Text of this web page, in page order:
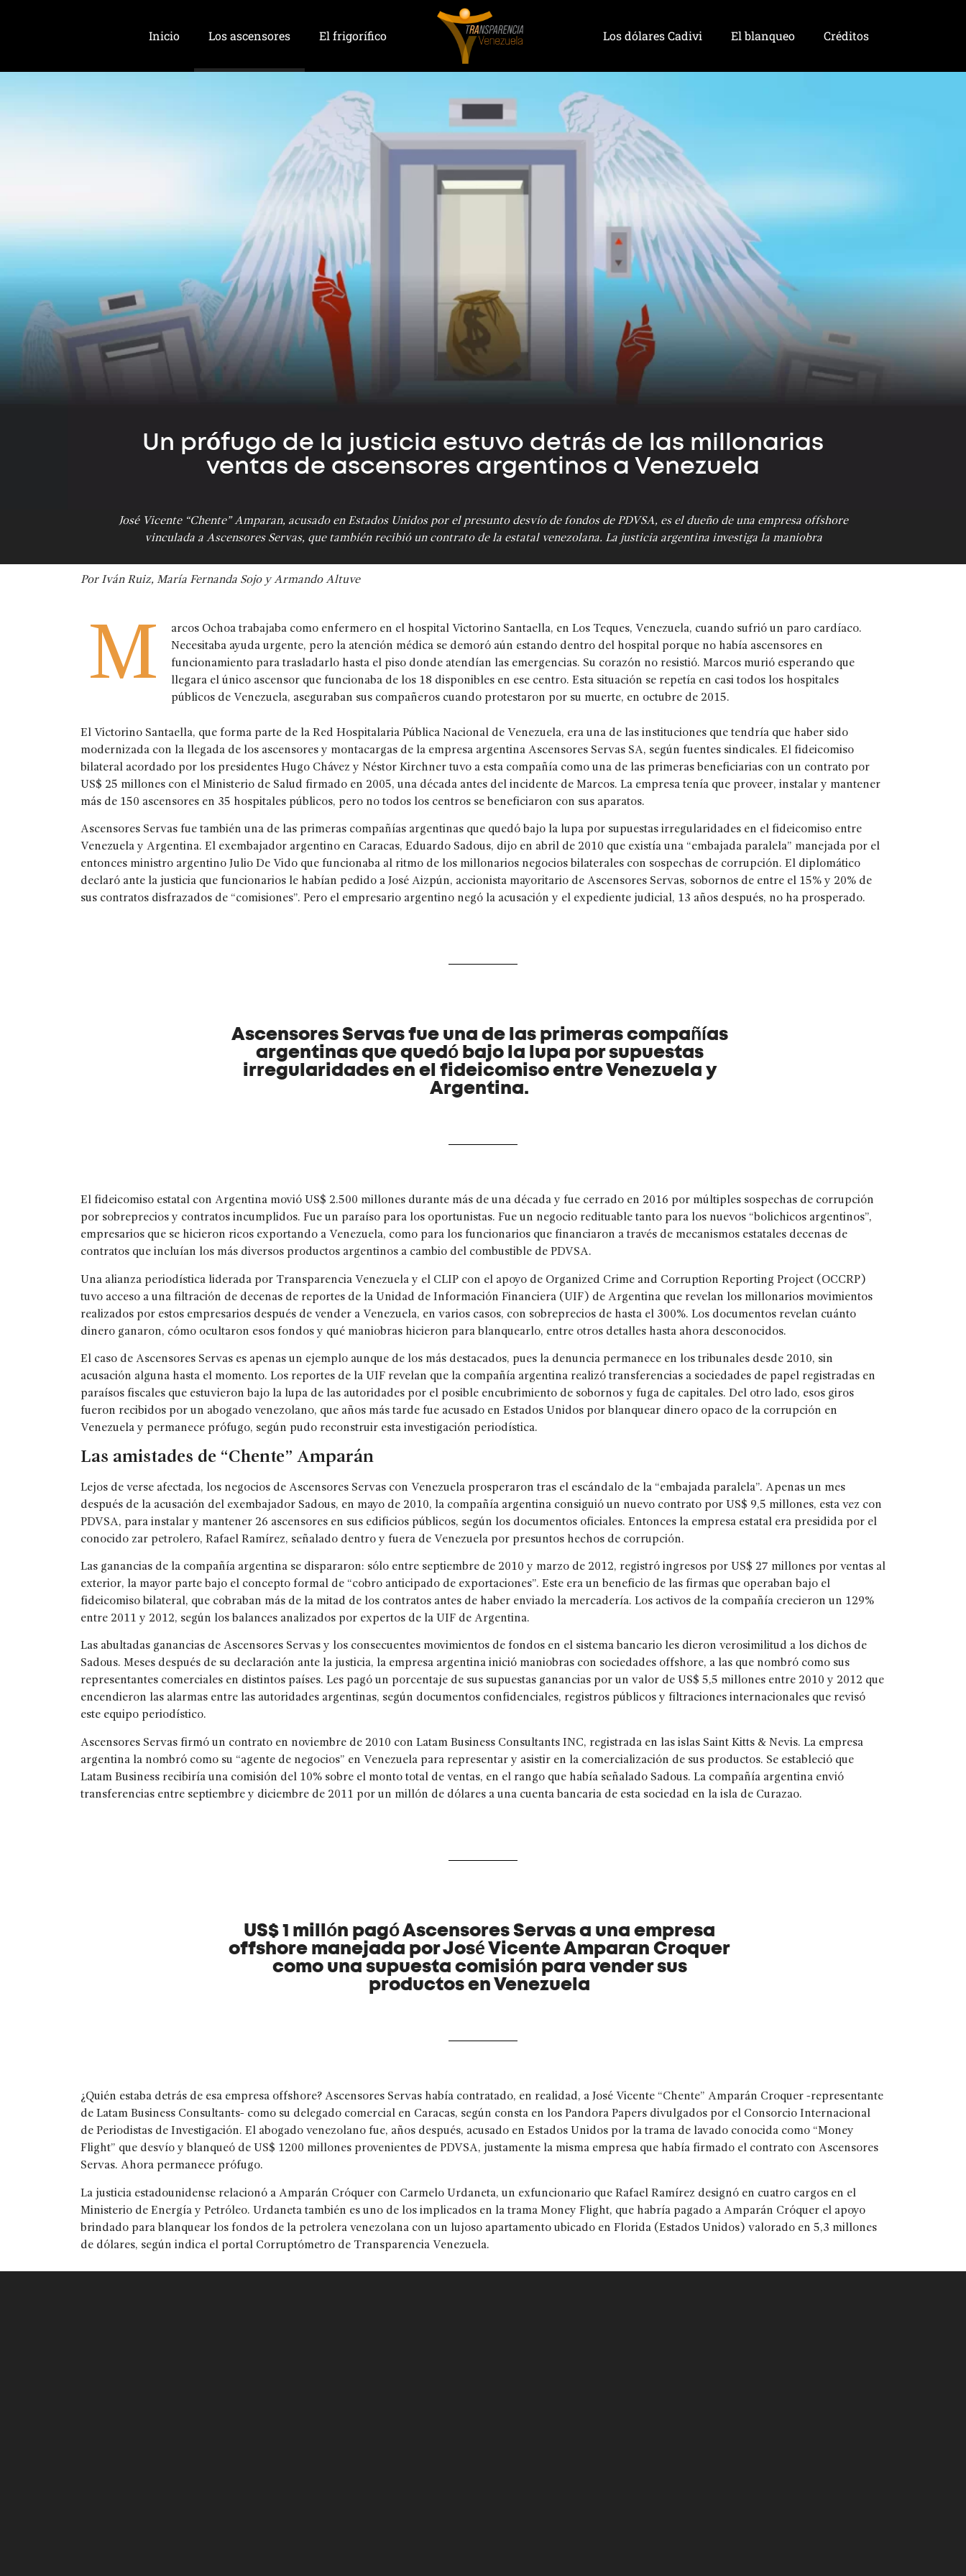
Inicio Los ascensores El frigorífico Los dólares Cadivi El blanqueo Créditos
Un prófugo de la justicia estuvo detrás de las millonarias
ventas de ascensores argentinos a Venezuela
José Vicente “Chente” Amparan, acusado en Estados Unidos por el presunto desvío de fondos de PDVSA, es el dueño de una empresa offshore
vinculada a Ascensores Servas, que también recibió un contrato de la estatal venezolana. La justicia argentina investiga la maniobra
Por Iván Ruiz, María Fernanda Sojo y Armando Altuve
M
arcos Ochoa trabajaba como enfermero en el hospital Victorino Santaella, en Los Teques, Venezuela, cuando sufrió un paro cardíaco.
Necesitaba ayuda urgente, pero la atención médica se demoró aún estando dentro del hospital porque no había ascensores en
funcionamiento para trasladarlo hasta el piso donde atendían las emergencias. Su corazón no resistió. Marcos murió esperando que
llegara el único ascensor que funcionaba de los 18 disponibles en ese centro. Esta situación se repetía en casi todos los hospitales
públicos de Venezuela, aseguraban sus compañeros cuando protestaron por su muerte, en octubre de 2015.
El Victorino Santaella, que forma parte de la Red Hospitalaria Pública Nacional de Venezuela, era una de las instituciones que tendría que haber sido
modernizada con la llegada de los ascensores y montacargas de la empresa argentina Ascensores Servas SA, según fuentes sindicales. El fideicomiso
bilateral acordado por los presidentes Hugo Chávez y Néstor Kirchner tuvo a esta compañía como una de las primeras beneficiarias con un contrato por
US$ 25 millones con el Ministerio de Salud firmado en 2005, una década antes del incidente de Marcos. La empresa tenía que proveer, instalar y mantener
más de 150 ascensores en 35 hospitales públicos, pero no todos los centros se beneficiaron con sus aparatos.
Ascensores Servas fue también una de las primeras compañías argentinas que quedó bajo la lupa por supuestas irregularidades en el fideicomiso entre
Venezuela y Argentina. El exembajador argentino en Caracas, Eduardo Sadous, dijo en abril de 2010 que existía una “embajada paralela” manejada por el
entonces ministro argentino Julio De Vido que funcionaba al ritmo de los millonarios negocios bilaterales con sospechas de corrupción. El diplomático
declaró ante la justicia que funcionarios le habían pedido a José Aizpún, accionista mayoritario de Ascensores Servas, sobornos de entre el 15% y 20% de
sus contratos disfrazados de “comisiones”. Pero el empresario argentino negó la acusación y el expediente judicial, 13 años después, no ha prosperado.
Ascensores Servas fue una de las primeras compañías
argentinas que quedó bajo la lupa por supuestas
irregularidades en el fideicomiso entre Venezuela y
Argentina.
El fideicomiso estatal con Argentina movió US$ 2.500 millones durante más de una década y fue cerrado en 2016 por múltiples sospechas de corrupción
por sobreprecios y contratos incumplidos. Fue un paraíso para los oportunistas. Fue un negocio redituable tanto para los nuevos “bolichicos argentinos”,
empresarios que se hicieron ricos exportando a Venezuela, como para los funcionarios que financiaron a través de mecanismos estatales decenas de
contratos que incluían los más diversos productos argentinos a cambio del combustible de PDVSA.
Una alianza periodística liderada por Transparencia Venezuela y el CLIP con el apoyo de Organized Crime and Corruption Reporting Project (OCCRP)
tuvo acceso a una filtración de decenas de reportes de la Unidad de Información Financiera (UIF) de Argentina que revelan los millonarios movimientos
realizados por estos empresarios después de vender a Venezuela, en varios casos, con sobreprecios de hasta el 300%. Los documentos revelan cuánto
dinero ganaron, cómo ocultaron esos fondos y qué maniobras hicieron para blanquearlo, entre otros detalles hasta ahora desconocidos.
El caso de Ascensores Servas es apenas un ejemplo aunque de los más destacados, pues la denuncia permanece en los tribunales desde 2010, sin
acusación alguna hasta el momento. Los reportes de la UIF revelan que la compañía argentina realizó transferencias a sociedades de papel registradas en
paraísos fiscales que estuvieron bajo la lupa de las autoridades por el posible encubrimiento de sobornos y fuga de capitales. Del otro lado, esos giros
fueron recibidos por un abogado venezolano, que años más tarde fue acusado en Estados Unidos por blanquear dinero opaco de la corrupción en
Venezuela y permanece prófugo, según pudo reconstruir esta investigación periodística.
Las amistades de “Chente” Amparán
Lejos de verse afectada, los negocios de Ascensores Servas con Venezuela prosperaron tras el escándalo de la “embajada paralela”. Apenas un mes
después de la acusación del exembajador Sadous, en mayo de 2010, la compañía argentina consiguió un nuevo contrato por US$ 9,5 millones, esta vez con
PDVSA, para instalar y mantener 26 ascensores en sus edificios públicos, según los documentos oficiales. Entonces la empresa estatal era presidida por el
conocido zar petrolero, Rafael Ramírez, señalado dentro y fuera de Venezuela por presuntos hechos de corrupción.
Las ganancias de la compañía argentina se dispararon: sólo entre septiembre de 2010 y marzo de 2012, registró ingresos por US$ 27 millones por ventas al
exterior, la mayor parte bajo el concepto formal de “cobro anticipado de exportaciones”. Este era un beneficio de las firmas que operaban bajo el
fideicomiso bilateral, que cobraban más de la mitad de los contratos antes de haber enviado la mercadería. Los activos de la compañía crecieron un 129%
entre 2011 y 2012, según los balances analizados por expertos de la UIF de Argentina.
Las abultadas ganancias de Ascensores Servas y los consecuentes movimientos de fondos en el sistema bancario les dieron verosimilitud a los dichos de
Sadous. Meses después de su declaración ante la justicia, la empresa argentina inició maniobras con sociedades offshore, a las que nombró como sus
representantes comerciales en distintos países. Les pagó un porcentaje de sus supuestas ganancias por un valor de US$ 5,5 millones entre 2010 y 2012 que
encendieron las alarmas entre las autoridades argentinas, según documentos confidenciales, registros públicos y filtraciones internacionales que revisó
este equipo periodístico.
Ascensores Servas firmó un contrato en noviembre de 2010 con Latam Business Consultants INC, registrada en las islas Saint Kitts & Nevis. La empresa
argentina la nombró como su “agente de negocios” en Venezuela para representar y asistir en la comercialización de sus productos. Se estableció que
Latam Business recibiría una comisión del 10% sobre el monto total de ventas, en el rango que había señalado Sadous. La compañía argentina envió
transferencias entre septiembre y diciembre de 2011 por un millón de dólares a una cuenta bancaria de esta sociedad en la isla de Curazao.
US$ 1 millón pagó Ascensores Servas a una empresa
offshore manejada por José Vicente Amparan Croquer
como una supuesta comisión para vender sus
productos en Venezuela
¿Quién estaba detrás de esa empresa offshore? Ascensores Servas había contratado, en realidad, a José Vicente “Chente” Amparán Croquer -representante
de Latam Business Consultants- como su delegado comercial en Caracas, según consta en los Pandora Papers divulgados por el Consorcio Internacional
de Periodistas de Investigación. El abogado venezolano fue, años después, acusado en Estados Unidos por la trama de lavado conocida como “Money
Flight” que desvío y blanqueó de US$ 1200 millones provenientes de PDVSA, justamente la misma empresa que había firmado el contrato con Ascensores
Servas. Ahora permanece prófugo.
La justicia estadounidense relacionó a Amparán Cróquer con Carmelo Urdaneta, un exfuncionario que Rafael Ramírez designó en cuatro cargos en el
Ministerio de Energía y Petróleo. Urdaneta también es uno de los implicados en la trama Money Flight, que habría pagado a Amparán Cróquer el apoyo
brindado para blanquear los fondos de la petrolera venezolana con un lujoso apartamento ubicado en Florida (Estados Unidos) valorado en 5,3 millones
de dólares, según indica el portal Corruptómetro de Transparencia Venezuela.